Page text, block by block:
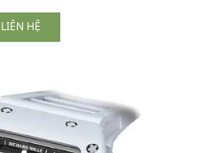
LIÊN HỆ